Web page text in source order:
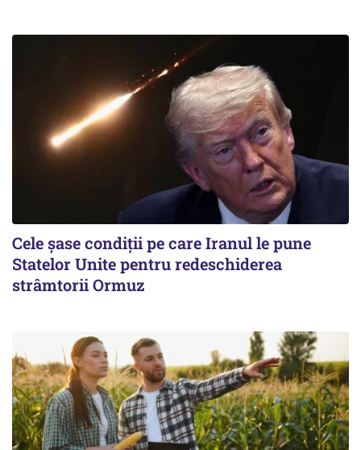
Cele șase condiții pe care Iranul le pune
Statelor Unite pentru redeschiderea
strâmtorii Ormuz